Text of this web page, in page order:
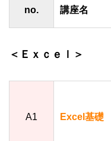
no. 講座名
＜Ｅｘｃｅｌ＞
A1 Excel基礎